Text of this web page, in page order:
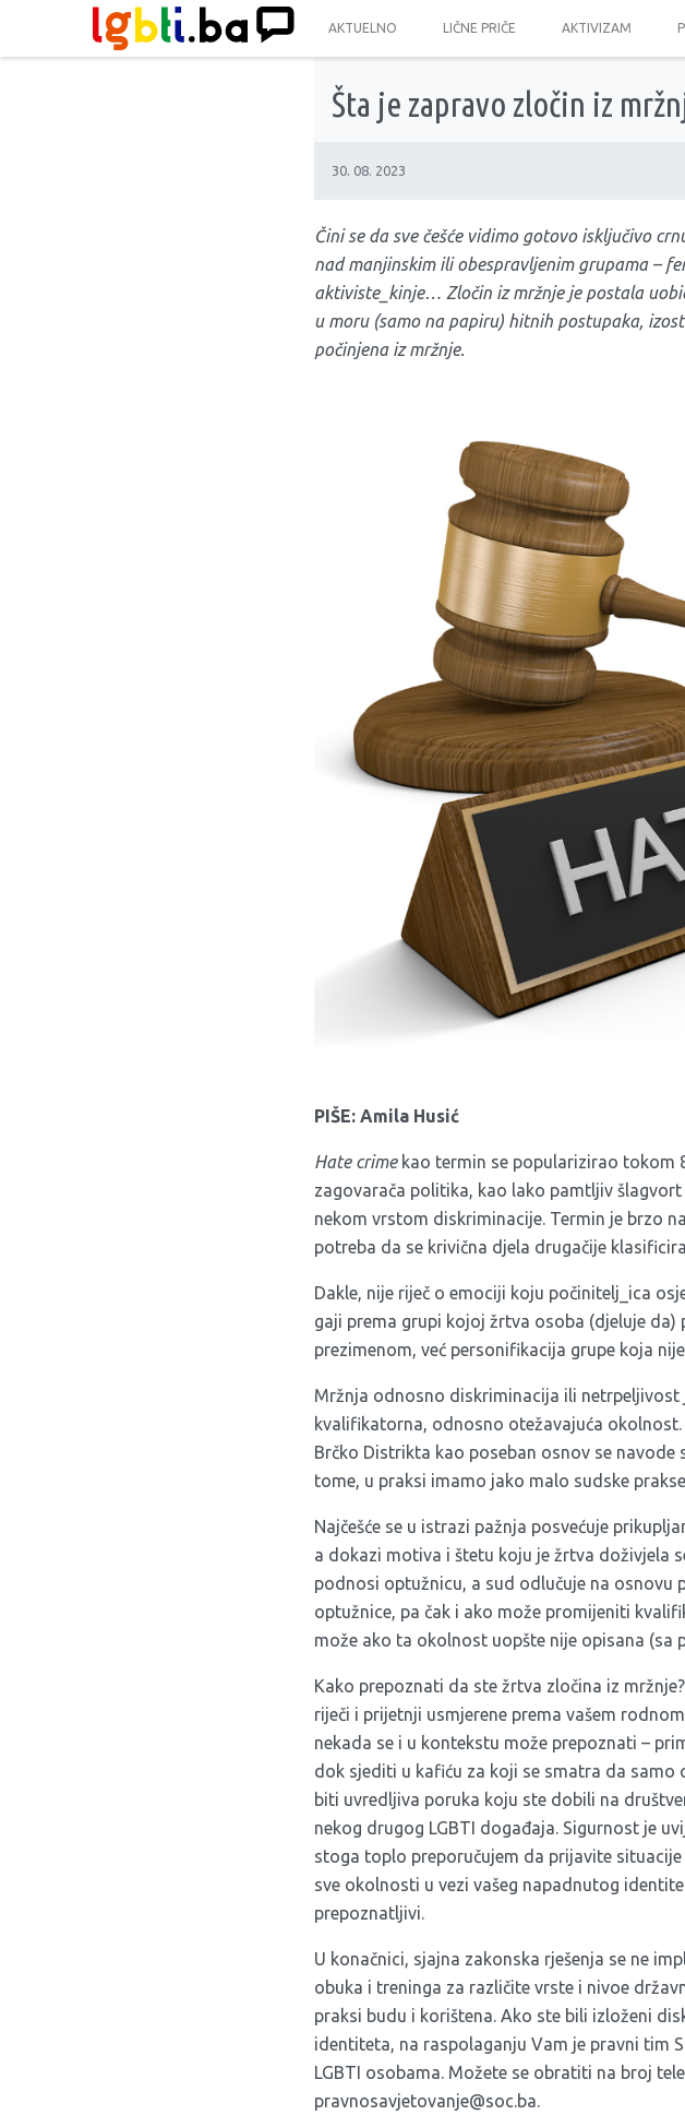
AKTUELNO LIČNE PRIČE AKTIVIZAM
Šta je zapravo zločin iz
30. 08. 2023
Čini se da sve češće vidimo gotovo isključivo
nad manjinskim ili obespravljenim grupama –
aktiviste_kinje… Zločin iz mržnje je postala
u moru (samo na papiru) hitnih postupaka,
počinjena iz mržnje.
PIŠE: Amila Husić
Hate crimekao termin se popularizirao tokom
zagovarača politika, kao lako pamtljiv
nekom vrstom diskriminacije. Termin je brzo
potreba da se krivična djela drugačije
Dakle, nije riječ o emociji koju počinitelj_ica
gaji prema grupi kojoj žrtva osoba (djeluje
prezimenom, već personifikacija grupe koja
Mržnja odnosno diskriminacija ili
kvalifikatorna, odnosno otežavajuća
Brčko Distrikta kao poseban osnov se
tome, u praksi imamo jako malo sudske
Najčešće se u istrazi pažnja posvećuje
a dokazi motiva i štetu koju je žrtva doživjela
podnosi optužnicu, a sud odlučuje na osnovu
optužnice, pa čak i ako može promijeniti
može ako ta okolnost uopšte nije opisana
Kako prepoznati da ste žrtva zločina iz
riječi i prijetnji usmjerene prema vašem
nekada se i u kontekstu može prepoznati –
dok sjediti u kafiću za koji se smatra da samo
biti uvredljiva poruka koju ste dobili na
nekog drugog LGBTI događaja. Sigurnost je
stoga toplo preporučujem da prijavite
sve okolnosti u vezi vašeg napadnutog
prepoznatljivi.
U konačnici, sjajna zakonska rješenja se ne
obuka i treninga za različite vrste i nivoe
praksi budu i korištena. Ako ste bili izloženi
identiteta, na raspolaganju Vam je pravni tim
LGBTI osobama. Možete se obratiti na broj
pravnosavjetovanje@soc.ba.